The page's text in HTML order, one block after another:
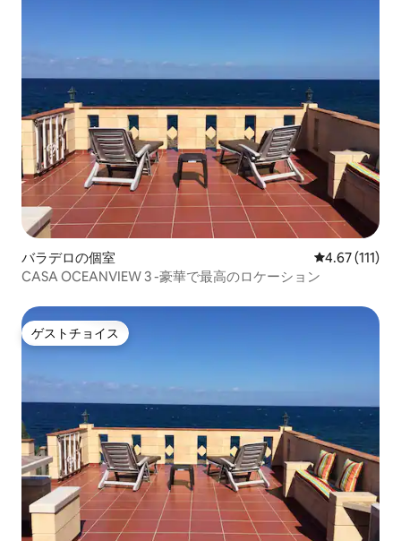
バラデロの個室 レビュー111
4.67 (111)
CASA OCEANVIEW 3 -豪華で最高のロケーション
ゲストチョイス
ゲストチョイス